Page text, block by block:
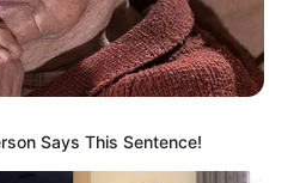
Says This Sentence!